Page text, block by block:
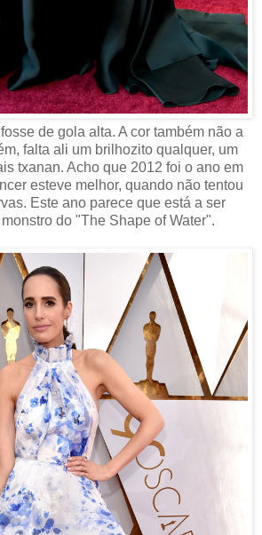
de gola alta. A cor também não a
falta ali um brilhozito qualquer, um
txanan. Acho que 2012 foi o ano em
esteve melhor, quando não tentou
Este ano parece que está a ser
do "The Shape of Water".